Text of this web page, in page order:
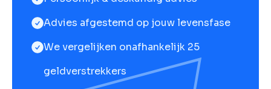
Advies afgestemd op jouw levensfase
We vergelijken onafhankelijk 25
geldverstrekkers